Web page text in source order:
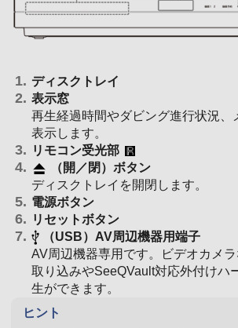
ディスクトレイ
表示窓
再生経過時間やダビング進行状況、
表示します。
リモコン受光部
（開／閉）ボタン
ディスクトレイを開閉します。
電源ボタン
リセットボタン
（USB）AV周辺機器用端子
AV周辺機器専用です。ビデオカメ
取り込みやSeeQVault対応外付けハ
生ができます。
ヒント